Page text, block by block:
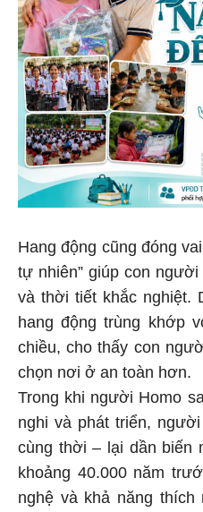
Hang động cũng đóng
tự nhiên” giúp con
và thời tiết khắc nghiệt.
hang động trùng khớp
chiều, cho thấy con
chọn nơi ở an toàn hơn.
Trong khi người Homo
nghi và phát triển,
cùng thời – lại dần biến
khoảng 40.000 năm
nghệ và khả năng